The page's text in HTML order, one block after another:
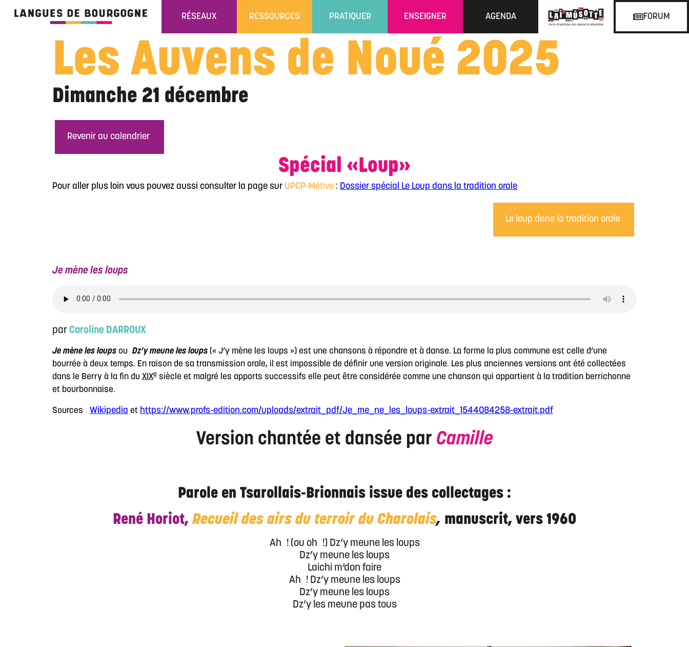
RÉSEAUX RESSOURCES PRATIQUER ENSEIGNER AGENDA FORUM
Les Auvens de Noué 2025
Dimanche 21 décembre
Revenir au calendrier
Spécial «Loup»
Pour aller plus loin vous pouvez aussi consulter la page sur UPCP-Métive : Dossier spécial Le Loup dans la tradition orale
Le loup dans la tradition orale
Je mène les loups
par Caroline DARROUX
Je mène les loups ou Dz’y meune les loups (« J’y mène les loups ») est une chansons à répondre et à danse. La forme la plus commune est celle d’une
bourrée à deux temps. En raison de sa transmission orale, il est impossible de définir une version originale. Les plus anciennes versions ont été collectées
dans le Berry à la fin du XIXe siècle et malgré les apports successifs elle peut être considérée comme une chanson qui appartient à la tradition berrichonne
et bourbonnaise.
Sources Wikipedia et https://www.profs-edition.com/uploads/extrait_pdf/Je_me_ne_les_loups-extrait_1544084258-extrait.pdf
Version chantée et dansée par Camille
Parole en Tsarollais-Brionnais issue des collectages :
René Horiot, Recueil des airs du terroir du Charolais, manuscrit, vers 1960
Ah ! (ou oh !) Dz’y meune les loups
Dz’y meune les loups
Laichi m’don faire
Ah ! Dz’y meune les loups
Dz’y meune les loups
Dz’y les meune pas tous